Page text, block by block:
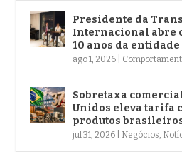
Presidente da
Internacional abre
10 anos da
ago 1, 2026
Sobretaxa
Unidos eleva tarifa
produtos brasileiros
jul 31, 2026 Negócios